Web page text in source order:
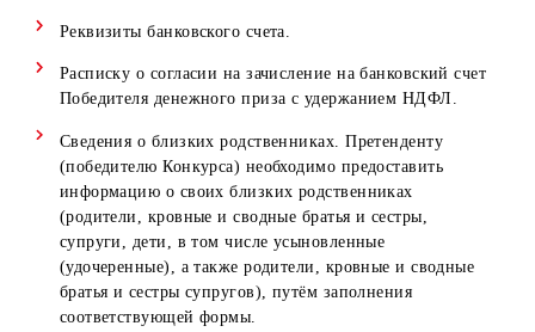
4. Победители Конкурса обязаны в течение 30
предоставить все необходимые документы (см. п. 7) для
оформления денежного приза. Победители Конкурса
должны предоставить все необходимые документы
посредством, указанных в пункте 7.
5. Организатор не берет на себя обязательств оплаты
налогов и сборов с денежных выплат конкурса.
6. Денежный приз перечисляется на банковский счет
Победителям Конкурса, открытый в любом банке